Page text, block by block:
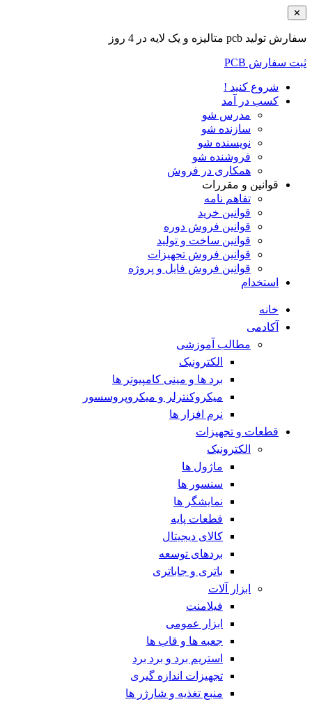
✕
سفارش تولید pcb متالیزه و یک لایه در 4 روز
ثبت سفارش PCB
شروع کنید !
کسب در آمد
مدرس شو
سازنده شو
نویسنده شو
فروشنده شو
همکاری در فروش
قوانین و مقررات
تفاهم نامه
قوانین خرید
قوانین فروش دوره
قوانین ساخت و تولید
قوانین فروش تجهیزات
قوانین فروش فایل و پروژه
استخدام
خانه
آکادمی
مطالب آموزشی
الکترونیک
برد ها و مینی کامپیوتر ها
میکروکنترلر و میکروپروسسور
نرم افزار ها
قطعات و تجهیزات
الکترونیک
ماژول ها
سنسور ها
نمایشگر ها
قطعات پایه
کالای دیجیتال
بردهای توسعه
باتری و جاباتری
ابزار آلات
فیلامنت
ابزار عمومی
جعبه ها و قاب ها
استریم برد و برد برد
تجهیزات اندازه گیری
منبع تغذیه و شارژر ها